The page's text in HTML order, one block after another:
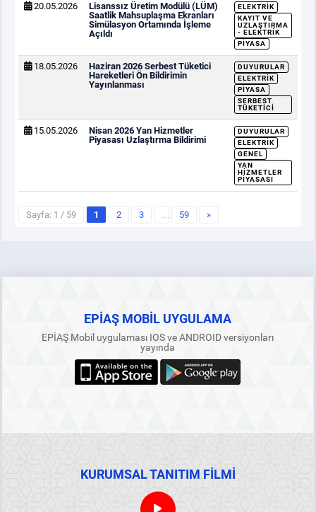
20.05.2026
Lisanssız Üretim Modülü (LÜM)
Saatlik Mahsuplaşma Ekranları
Simülasyon Ortamında İşleme
Açıldı
ELEKTRIK
KAYIT VE
UZLAŞTIRMA
- ELEKTRIK
PIYASA
18.05.2026
Haziran 2026 Serbest Tüketici
Hareketleri Ön Bildirimin
Yayınlanması
DUYURULAR
ELEKTRIK
PIYASA
SERBEST
TÜKETICI
15.05.2026
Nisan 2026 Yan Hizmetler
Piyasası Uzlaştırma Bildirimi
DUYURULAR
ELEKTRIK
GENEL
YAN
HIZMETLER
PIYASASI
Sayfa: 1 / 59 1 2 3 … 59 »
EPİAŞ MOBİL UYGULAMA
EPİAŞ Mobil uygulaması IOS ve ANDROID versiyonları
yayında
KURUMSAL TANITIM FİLMİ